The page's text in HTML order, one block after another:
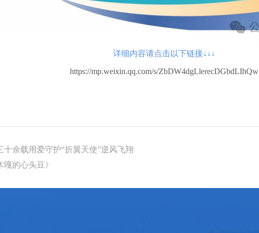
详细内容请点击以下链接↓↓↓
https://mp.weixin.qq.com/s/ZbDW4dgLlerecDGbdLIhQw
十余载用爱守护“折翼天使”逆风飞翔
的心头豆》